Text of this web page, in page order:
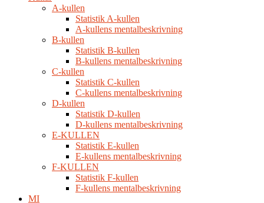
A-kullen
Statistik A-kullen
A-kullens mentalbeskrivning
B-kullen
Statistik B-kullen
B-kullens mentalbeskrivning
C-kullen
Statistik C-kullen
C-kullens mentalbeskrivning
D-kullen
Statistik D-kullen
D-kullens mentalbeskrivning
E-KULLEN
Statistik E-kullen
E-kullens mentalbeskrivning
F-KULLEN
Statistik F-kullen
F-kullens mentalbeskrivning
MI